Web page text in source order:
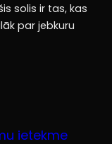
solis ir tas, kas
par jebkuru
ietekme